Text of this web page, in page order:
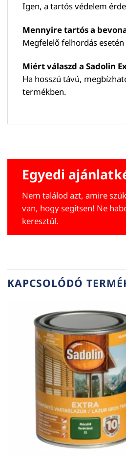
Igen, a tartós védelem
Mennyire tartós a
Megfelelő felhordás
Miért válaszd a Sadolin
Ha hosszú távú,
termékben.
Egyedi
Nem találod azt, amire
van, hogy segítsen! Ne
keresztül.
KAPCSOLÓDÓ